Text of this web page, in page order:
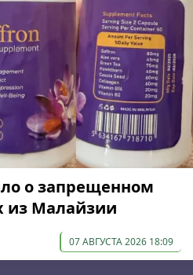
о запрещенном
из Малайзии
07 АВГУСТА 2026 18:09